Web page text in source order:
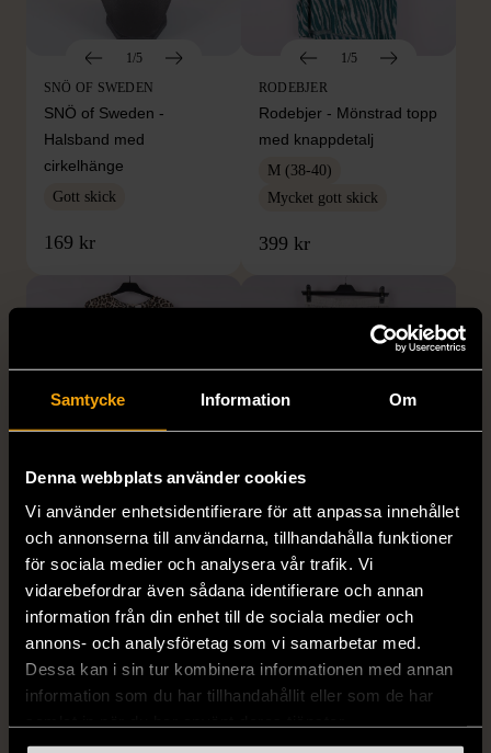
Samtycke Information Om
Denna webbplats använder cookies
Vi använder enhetsidentifierare för att anpassa innehållet
och annonserna till användarna, tillhandahålla funktioner
för sociala medier och analysera vår trafik. Vi
vidarebefordrar även sådana identifierare och annan
information från din enhet till de sociala medier och
annons- och analysföretag som vi samarbetar med.
Dessa kan i sin tur kombinera informationen med annan
information som du har tillhandahållit eller som de har
1/5
SNÖ OF SWEDEN
SNÖ of Sweden -
Halsband med
cirkelhänge
Gott skick
169 kr
1/5
RODEBJER
Rodebjer - Mönstrad topp
med knappdetalj
M (38-40)
Mycket gott skick
399 kr
H&M - Leopardmönstrad
volangklänning
99 kr
H&M - Plisserad midikjol
med resårmidja -
Salviagrön
129 kr